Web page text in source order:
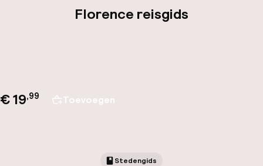
Florence reisgids
€ 19,99 Toevoegen
Stedengids